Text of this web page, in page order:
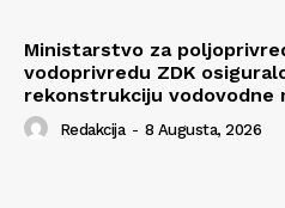
Ministarstvo za
vodoprivredu ZDK
rekonstrukciju vodovodne
Redakcija - 8 Augusta, 2026